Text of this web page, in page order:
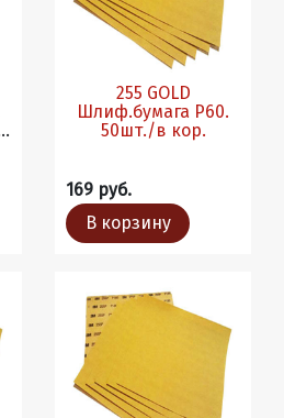
255 GOLD
Шлиф.бумага P60.
50шт./в кор.
169 руб.
В корзину